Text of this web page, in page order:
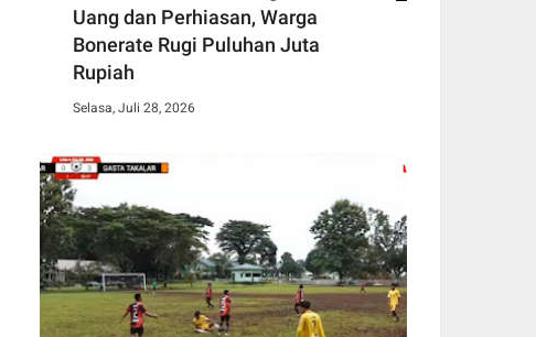
Uang dan Perhiasan, Warga
Bonerate Rugi Puluhan Juta
Rupiah
Selasa, Juli 28, 2026